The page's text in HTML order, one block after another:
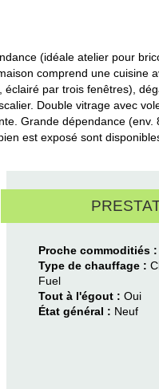
(idéale atelier pour
comprend une
par trois fenêtres),
Double vitrage avec
Grande dépendance
est exposé sont
Proche commoditiés
Type de chauffage :
Fuel
Tout à l'égout :Oui
État général : Neuf